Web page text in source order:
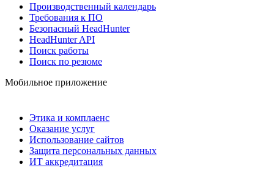
Производственный календарь
Требования к ПО
Безопасный HeadHunter
HeadHunter API
Поиск работы
Поиск по резюме
Мобильное приложение
Этика и комплаенс
Оказание услуг
Использование сайтов
Защита персональных данных
ИТ аккредитация